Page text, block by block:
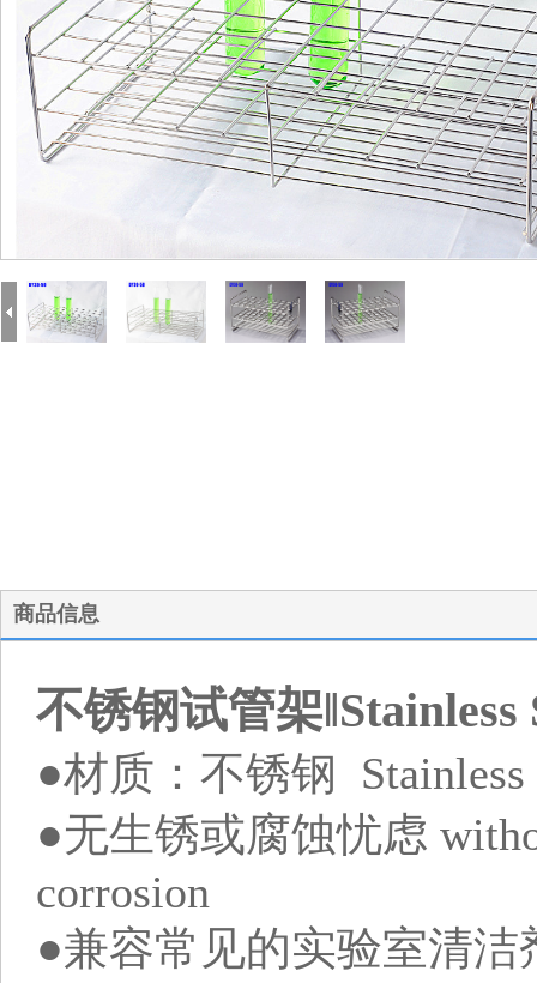
商品信息
不锈钢试管架‖Stainless
●材质：不锈钢 Stainless
●无生锈或腐蚀忧虑
corrosion
●兼容常见的实验室清洁